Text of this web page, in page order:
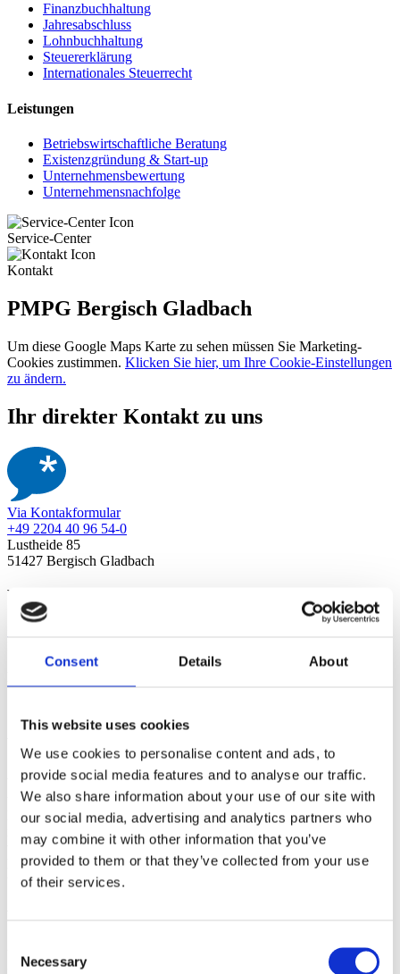
Consent Details About
This website uses cookies
We use cookies to personalise content and ads, to
provide social media features and to analyse our traffic.
We also share information about your use of our site with
our social media, advertising and analytics partners who
may combine it with other information that you’ve
provided to them or that they’ve collected from your use
of their services.
Selection
Necessary
Finanzbuchhaltung
Jahresabschluss
Lohnbuchhaltung
Steuererklärung
Internationales Steuerrecht
Leistungen
Betriebswirtschaftliche Beratung
Existenzgründung & Start-up
Unternehmensbewertung
Unternehmensnachfolge
Service-Center
Kontakt
PMPG Bergisch Gladbach
Um diese Google Maps Karte zu sehen müssen Sie Marketing-
Cookies zustimmen. Klicken Sie hier, um Ihre Cookie-Einstellungen
zu ändern.
Ihr direkter Kontakt zu uns
Via Kontakformular
+49 2204 40 96 54-0
Lustheide 85
51427 Bergisch Gladbach
Wir machen’s einfach.
Wir machen’s einfach.
Wir sind die Kanzlei mit dem Jeansfaktor – und genau das
unterscheidet uns von anderen. Eine Beratung im
Nadelstreifenanzug und in sperrigem Amtsdeutsch gibt’s bei uns
nicht. Könnten wir aber auch. Bei PMPG beraten wir Sie
verständlich, transparent und menschlich. Standortübergreifend
leben wir diese Philosophie, damitSteuerberatung,Rechtsberatung
undUnternehmensberatung
Unsere Experten kümmern sich an